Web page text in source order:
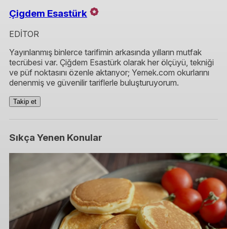
Çigdem Esastürk
EDİTOR
Yayınlanmış binlerce tarifimin arkasında yılların mutfak
tecrübesi var. Çiğdem Esastürk olarak her ölçüyü, tekniği
ve püf noktasını özenle aktarıyor; Yemek.com okurlarını
denenmiş ve güvenilir tariflerle buluşturuyorum.
Takip et
Sıkça Yenen Konular